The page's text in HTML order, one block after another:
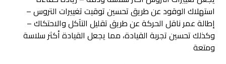
استهلاك الوقود عن طريق تحسين توقيت تغييرات التروس –
إطالة عمر ناقل الحركة عن طريق تقليل التآكل والاحتكاك –
وكذلك تحسين تجربة القيادة، مما يجعل القيادة أكثر سلاسة
ومتعة